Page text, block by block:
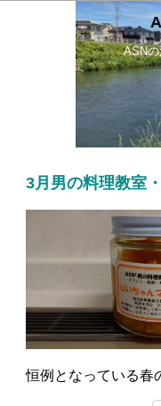
ASN
3月男の料理教室
恒例となっている春